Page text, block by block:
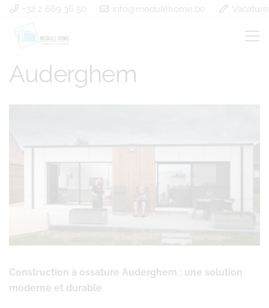
+32 2 669 36 50 info@modulehome.be
Construction à ossature
Auderghem
Construction à ossature Auderghem : une solution
moderne et durable